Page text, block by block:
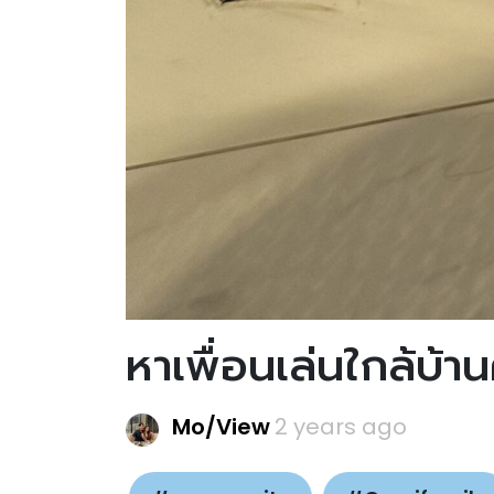
หาเพื่อนเล่นใกล้บ้า
Mo/View2 years ago